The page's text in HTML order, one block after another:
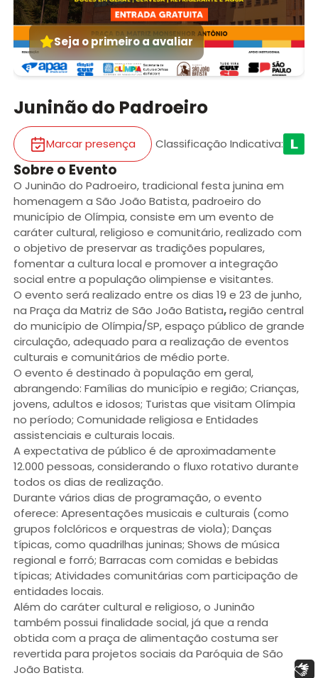
Seja o primeiro a avaliar
Juninão do Padroeiro
Marcar presença Classificação Indicativa:
Sobre o Evento
O Juninão do Padroeiro, tradicional festa junina em
homenagem a São João Batista, padroeiro do
município de Olímpia, consiste em um evento de
caráter cultural, religioso e comunitário, realizado com
o objetivo de preservar as tradições populares,
fomentar a cultura local e promover a integração
social entre a população olimpiense e visitantes.
O evento será realizado entre os dias 19 e 23 de junho,
na Praça da Matriz de São João Batista,região central
do município de Olímpia/SP, espaço público de grande
circulação, adequado para a realização de eventos
culturais e comunitários de médio porte.
O evento é destinado à população em geral,
abrangendo: Famílias do município e região; Crianças,
jovens, adultos e idosos; Turistas que visitam Olímpia
no período; Comunidade religiosa e Entidades
assistenciais e culturais locais.
A expectativa de público é de aproximadamente
12.000 pessoas, considerando o fluxo rotativo durante
todos os dias de realização.
Durante vários dias de programação, o evento
oferece: Apresentações musicais e culturais (como
grupos folclóricos e orquestras de viola); Danças
típicas, como quadrilhas juninas; Shows de música
regional e forró; Barracas com comidas e bebidas
típicas; Atividades comunitárias com participação de
entidades locais.
Além do caráter cultural e religioso, o Juninão
também possui finalidade social, já que a renda
obtida com a praça de alimentação costuma ser
revertida para projetos sociais da Paróquia de São
João Batista.